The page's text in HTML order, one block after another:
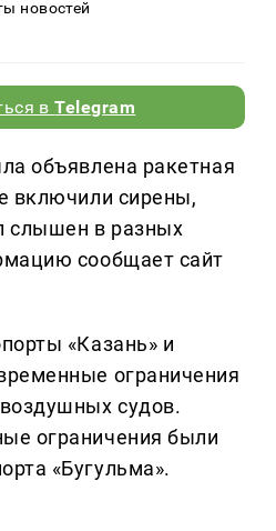
новостей
вTelegram
объявлена ракетная
включили сирены,
слышен в разных
сообщает сайт
«Казань» и
ограничения
судов.
ограничения были
«Бугульма».